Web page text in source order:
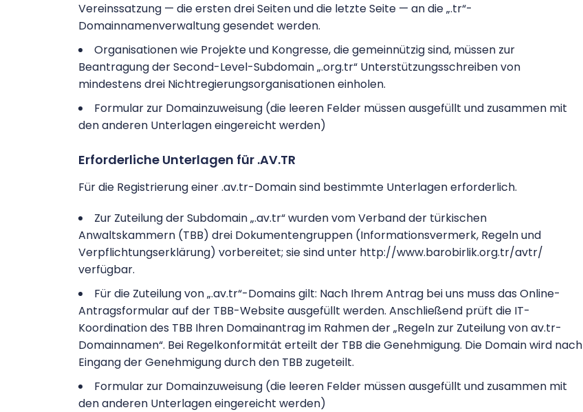
Vereinssatzung — die ersten drei Seiten und die letzte Seite — an die „.tr“-
Domainnamenverwaltung gesendet werden.
Organisationen wie Projekte und Kongresse, die gemeinnützig sind, müssen zur
Beantragung der Second-Level-Subdomain „.org.tr“ Unterstützungsschreiben von
mindestens drei Nichtregierungsorganisationen einholen.
Formular zur Domainzuweisung (die leeren Felder müssen ausgefüllt und zusammen mit
den anderen Unterlagen eingereicht werden)
Erforderliche Unterlagen für .AV.TR
Für die Registrierung einer .av.tr-Domain sind bestimmte Unterlagen erforderlich.
Zur Zuteilung der Subdomain „.av.tr“ wurden vom Verband der türkischen
Anwaltskammern (TBB) drei Dokumentengruppen (Informationsvermerk, Regeln und
Verpflichtungserklärung) vorbereitet; sie sind unter http://www.barobirlik.org.tr/avtr/
verfügbar.
Für die Zuteilung von „.av.tr“-Domains gilt: Nach Ihrem Antrag bei uns muss das Online-
Antragsformular auf der TBB-Website ausgefüllt werden. Anschließend prüft die IT-
Koordination des TBB Ihren Domainantrag im Rahmen der „Regeln zur Zuteilung von av.tr-
Domainnamen“. Bei Regelkonformität erteilt der TBB die Genehmigung. Die Domain wird nach
Eingang der Genehmigung durch den TBB zugeteilt.
Formular zur Domainzuweisung (die leeren Felder müssen ausgefüllt und zusammen mit
den anderen Unterlagen eingereicht werden)